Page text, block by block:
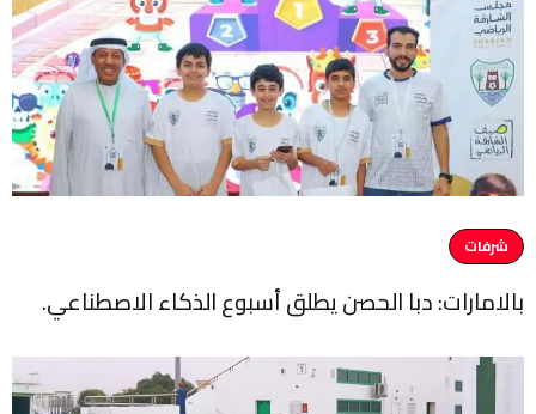
شرفات
بالامارات: دبا الحصن يطلق أسبوع الذكاء الاصطناعي.